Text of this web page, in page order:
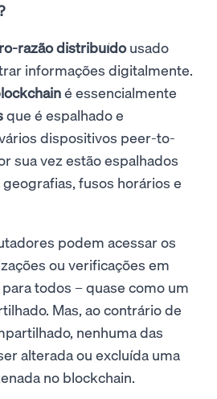
razão distribuídousado
informações digitalmente.
é essencialmente
que é espalhado e
dispositivos peer-to-
sua vez estão espalhados
fusos horários e
podem acessar os
ou verificações em
todos – quase como um
Mas, ao contrário de
nenhuma das
alterada ou excluída uma
no blockchain.